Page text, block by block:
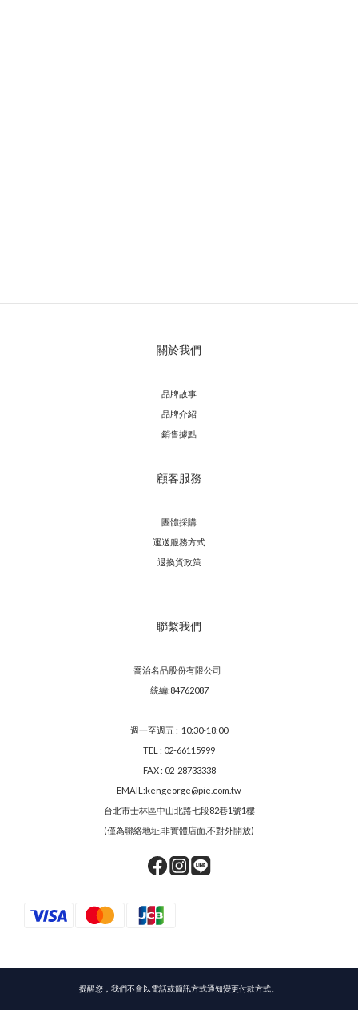
關於我們
品牌故事
品牌介紹
銷售據點
顧客服務
團體採購
運送服務方式
退換貨政策
聯繫我們
喬治名品股份有限公司
統編:84762087
週一至週五 : 10:30-18:00
TEL : 02-66115999
FAX : 02-28733338
EMAIL:kengeorge@pie.com.tw
台北市士林區中山北路七段82巷1號1樓
(僅為聯絡地址,非實體店面,不對外開放)
提醒您，我們不會以電話或簡訊方式通知變更付款方式。